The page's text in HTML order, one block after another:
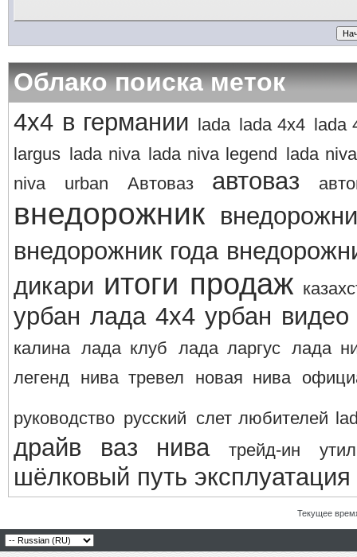
Облако поиска меток
4х4 в германии lada lada 4x4
lada
largus
lada niva lada niva legend
lada
niva
urban Автоваз автоваз
внедорожник
внедорожник года
дикари итоги продаж
урбан лада 4х4 урбан видео
калина лада клуб лада ларгус лада
легенд
нива тревел новая нива
руководство русский слет любителей
драйв ваз нива трейд-ин
шёлковый путь эксплуатация
Текущее